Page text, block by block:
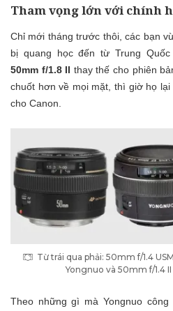
Tham vọng lớn với chính
Chỉ mới tháng trước thôi, các bạn
bị quang học đến từ Trung
50mm f/1.8 II thay thế cho phiên
chuốt hơn về mọi mặt, thì giờ họ
cho Canon.
Từ trái qua phải: 50mm f/1.4
Yongnuo và 50mm f/1.4
Theo những gì mà Yongnuo